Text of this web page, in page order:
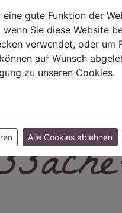
Für Irrtümer und
und dem
gute Funktion der
Sie diese Website
verwendet, oder um
auf Wunsch
zu unseren Cookies.
Alle Cookies ablehnen